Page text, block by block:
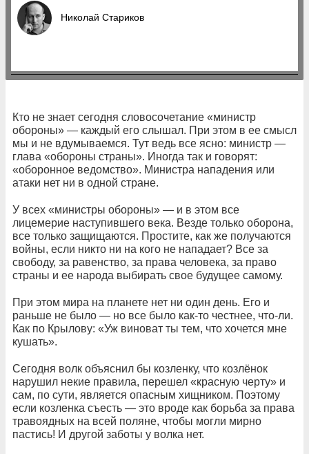
Николай Стариков
Кто не знает сегодня словосочетание «министр
обороны» — каждый его слышал. При этом в ее смысл
мы и не вдумываемся. Тут ведь все ясно: министр —
глава «обороны страны». Иногда так и говорят:
«оборонное ведомство». Министра нападения или
атаки нет ни в одной стране.
У всех «министры обороны» — и в этом все
лицемерие наступившего века. Везде только оборона,
все только защищаются. Простите, как же получаются
войны, если никто ни на кого не нападает? Все за
свободу, за равенство, за права человека, за право
страны и ее народа выбирать свое будущее самому.
При этом мира на планете нет ни один день. Его и
раньше не было — но все было как-то честнее, что-ли.
Как по Крылову: «Уж виноват ты тем, что хочется мне
кушать».
Сегодня волк объяснил бы козленку, что козлёнок
нарушил некие правила, перешел «красную черту» и
сам, по сути, является опасным хищником. Поэтому
если козленка съесть — это вроде как борьба за права
травоядных на всей поляне, чтобы могли мирно
пастись! И другой заботы у волка нет.